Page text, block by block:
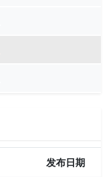
发布日期